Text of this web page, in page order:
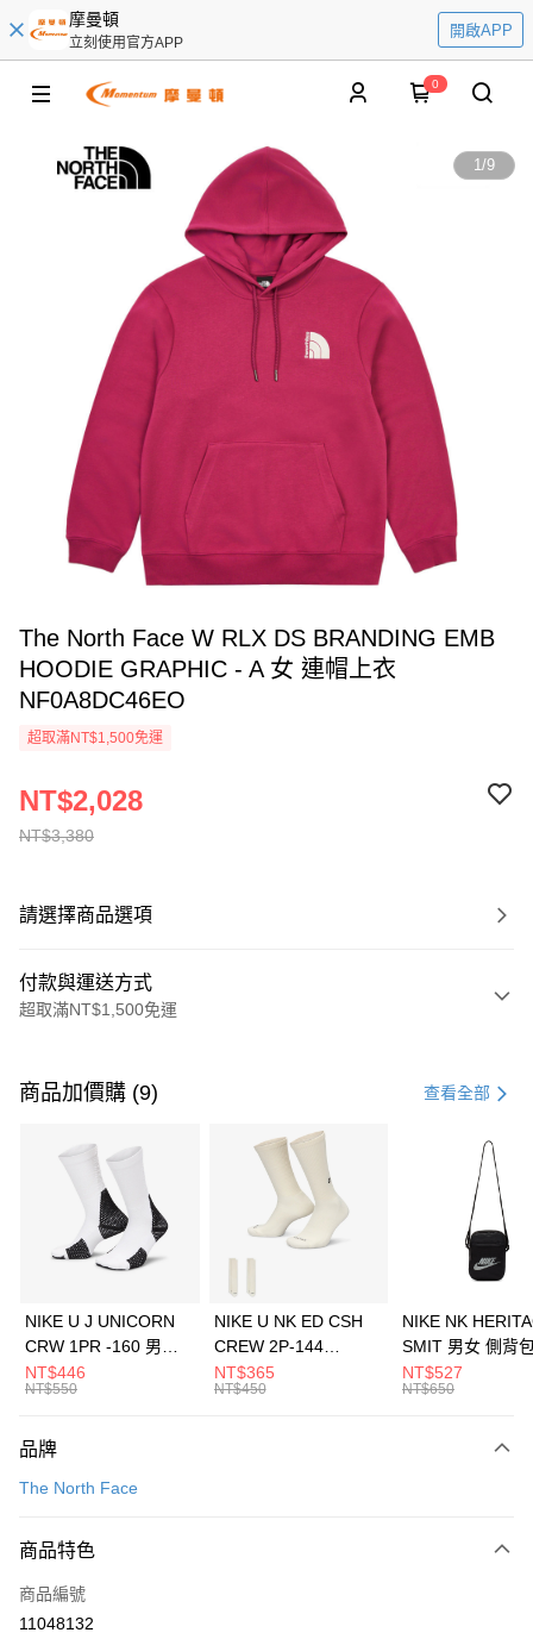
摩曼頓
立刻使用官方APP
開啟APP
0
1/9
The North Face W RLX DS BRANDING EMB
HOODIE GRAPHIC - A 女 連帽上衣
NF0A8DC46EO
超取滿NT$1,500免運
NT$3,380
NT$2,028
請選擇商品選項
付款與運送方式
超取滿NT$1,500免運
信用卡一次付款
3 期 0 利率 每期 21家銀行
合作金庫商業銀行
第一商業銀行
華南商業銀行
彰化商業銀行
上海商業儲蓄銀行
元大商業銀行
台灣樂天信用卡公司
Apple Pay
全盈+PAY
AFTEE先享後付
【關於「AFTEE先享後付」】
便利好安心！
３．安心：先確認商品／服務後，再付款。
【「AFTEE先享後付」結帳流程】
１．於結帳方式選擇「AFTEE先享後付」後，將跳轉至「AFTEE先享後付」
運送方式
每筆NT$100，滿NT$1,500(含以上)免運費
宅配
每筆NT$100，滿NT$1,500(含以上)免運費
商品加價購 (9) 查看全部
NIKE U J UNICORN
CRW 1PR -160 男女
中統襪 FZ3393100
NT$446
NT$550
NIKE U NK ED CSH
CREW 2P-144
EMBRDY 男女 短統襪
FZ3073133
NT$365
NT$450
NIKE NK
SMIT 男女 側背
BA5871010
NT$527
NT$650
品牌
The North Face
商品特色
商品編號
11048132